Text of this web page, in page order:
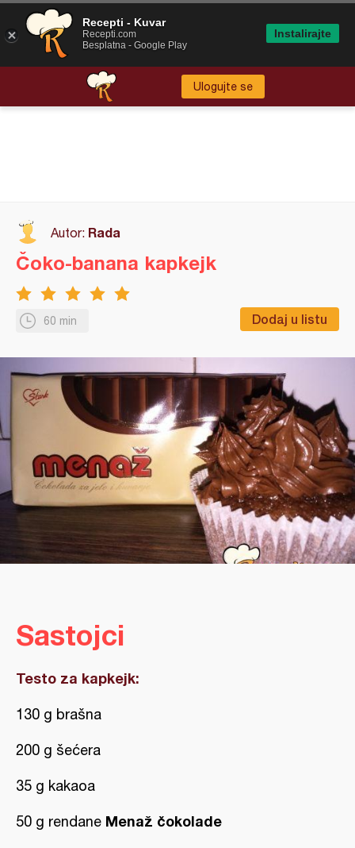
Ulogujte se
Autor: Rada
60 min Dodaj u listu
Čoko-banana kapkejk
Sastojci
Testo za kapkejk:
130 g brašna
200 g šećera
35 g kakaoa
50 g rendane Menaž čokolade
Recepti - Kuvar
Recepti.com
Besplatna - Google Play
Instalirajte